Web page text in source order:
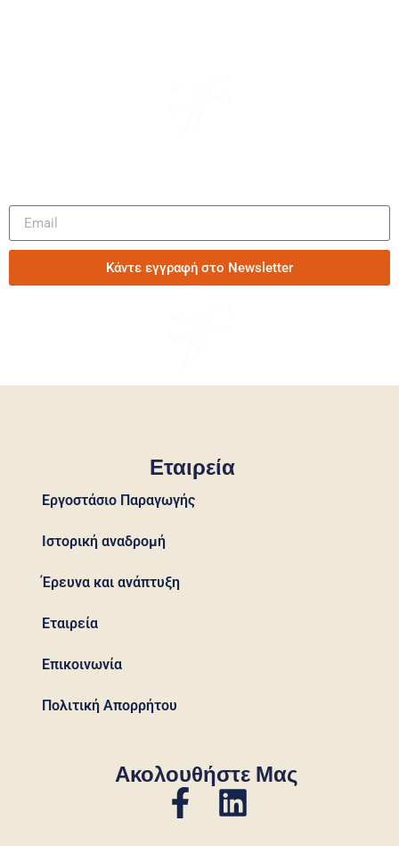
Κάντε εγγραφή στο Newsletter
Εταιρεία
Εργοστάσιο Παραγωγής
Ιστορική αναδρομή
Έρευνα και ανάπτυξη
Εταιρεία
Επικοινωνία
Πολιτική Απορρήτου
Ακολουθήστε Μας